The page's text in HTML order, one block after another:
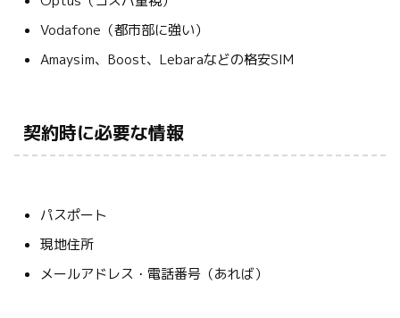
Vodafone（都市部に強い）
Amaysim、Boost、Lebaraなどの格安SIM
契約時に必要な情報
パスポート
現地住所
メールアドレス・電話番号（あれば）